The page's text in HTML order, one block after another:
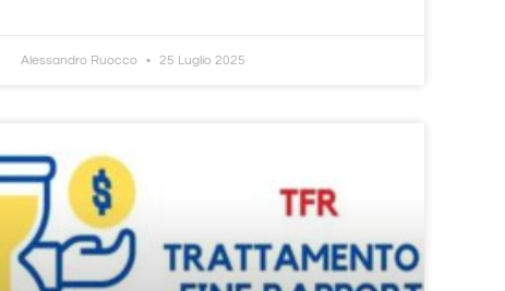
Alessandro Ruocco 25 Luglio 2025